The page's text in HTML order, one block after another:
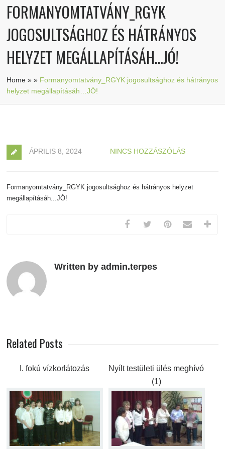
FORMANYOMTATVÁNY_RGYK
JOGOSULTSÁGHOZ ÉS HÁTRÁNYOS
HELYZET MEGÁLLAPÍTÁSÁH…JÓ!
Home »» Formanyomtatvány_RGYK jogosultsághoz és hátrányos
helyzet megállapításáh…JÓ!
ÁPRILIS 8, 2024 NINCS HOZZÁSZÓLÁS
Formanyomtatvány_RGYK jogosultsághoz és hátrányos helyzet
megállapításáh...JÓ!
Written by admin.terpes
Related Posts
I. fokú vízkorlátozás
Nyílt testületi ülés meghívó
(1)